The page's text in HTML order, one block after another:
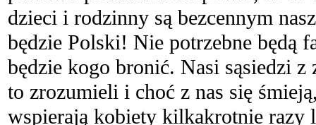
dzieci i rodzinny są bezcennym
będzie Polski! Nie potrzebne będą
będzie kogo bronić. Nasi sąsiedzi
to zrozumieli i choć z nas się
wspierają kobiety kilkakrotnie razy